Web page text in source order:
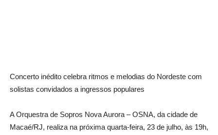
Concerto inédito celebra ritmos e melodias do Nordeste com
solistas convidados a ingressos populares
A Orquestra de Sopros Nova Aurora – OSNA, da cidade de
Macaé/RJ, realiza na próxima quarta-feira, 23 de julho, às 19h,